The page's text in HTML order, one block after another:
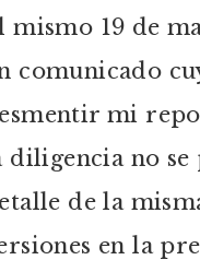
mismo 19 de
comunicado
mi
diligencia no se
de la
en la